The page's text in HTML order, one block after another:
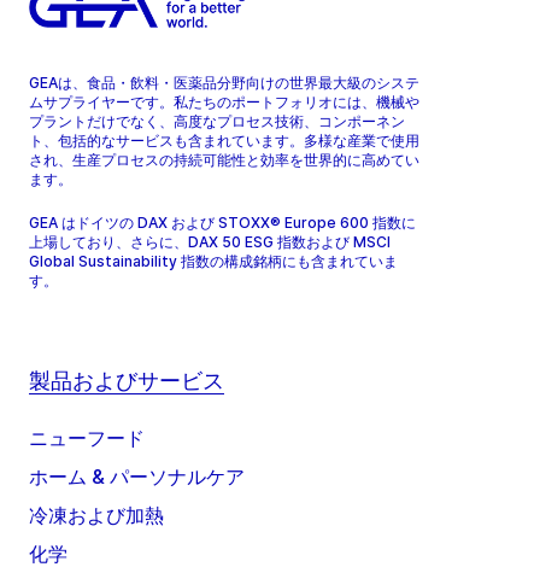
GEAは、食品・飲料・医薬品分野向けの世界最大級のシステ
ムサプライヤーです。私たちのポートフォリオには、機械や
プラントだけでなく、高度なプロセス技術、コンポーネン
ト、包括的なサービスも含まれています。多様な産業で使用
され、生産プロセスの持続可能性と効率を世界的に高めてい
ます。
GEA はドイツの DAX および STOXX® Europe 600 指数に
上場しており、さらに、DAX 50 ESG 指数および MSCI
Global Sustainability 指数の構成銘柄にも含まれていま
す。
製品およびサービス
ニューフード
ホーム & パーソナルケア
冷凍および加熱
化学